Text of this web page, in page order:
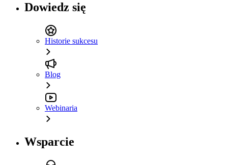
Dowiedz się
Historie sukcesu
Blog
Webinaria
Wsparcie